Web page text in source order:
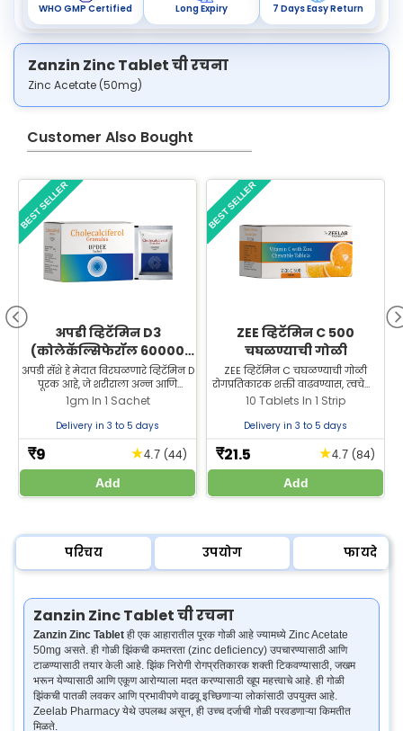
WHO GMP Certified Long Expiry 7 Days Easy Return
Zanzin Zinc Tablet ची रचना
Zinc Acetate (50mg)
Customer Also Bought
अपडी व्हिटॅमिन D3
(कोलेकॅल्सिफेरॉल 60000
IU) सॅशे | हाडे आणि सांध्यांच्या
आरोग्यासाठी
अपडी सॅशे हे मेदात विरघळणारे व्हिटॅमिन D
पूरक आहे, जे शरीराला अन्न आणि
पूरकांमधील कॅल्शियम आणि फॉस्फरस
शोषून घेण्यास मदत करते. खरेदीसाठी
आमच्या वेबसाइटला भेट द्या.
1gm In 1 Sachet
Delivery in 3 to 5 days
₹9 ★4.7 (44)
Add
BEST SELLER
ZEE व्हिटॅमिन C 500
चघळण्याची गोळी
ZEE व्हिटॅमिन C चघळण्याची गोळी
रोगप्रतिकारक शक्ती वाढवण्यास, त्वचेच्या
आरोग्याला मदत करण्यास आणि
अँटिऑक्सिडंट संरक्षण देण्यास मदत करते.
व्हिटॅमिन C गोळी आता सर्वोत्तम किमतीत
10 Tablets In 1 Strip
Delivery in 3 to 5 days
₹21.5 ★4.7 (84)
Add
BEST SELLER
परिचय उपयोग फायदे
Zanzin Zinc Tablet ची रचना
Zanzin Zinc Tablet ही एक आहारातील पूरक गोळी आहे ज्यामध्ये Zinc Acetate
50mg असते. ही गोळी झिंकची कमतरता (zinc deficiency) उपचारण्यासाठी आणि
टाळण्यासाठी तयार केली आहे. झिंक निरोगी रोगप्रतिकारक शक्ती टिकवण्यासाठी, जखम
भरून येण्यासाठी आणि एकूण आरोग्याला मदत करण्यासाठी खूप महत्त्वाचे आहे. ही गोळी
झिंकची पातळी लवकर आणि प्रभावीपणे वाढवू इच्छिणाऱ्या लोकांसाठी उपयुक्त आहे.
Zeelab Pharmacy येथे उपलब्ध असून, ही उच्च दर्जाची गोळी परवडणाऱ्या किमतीत
मिळते.